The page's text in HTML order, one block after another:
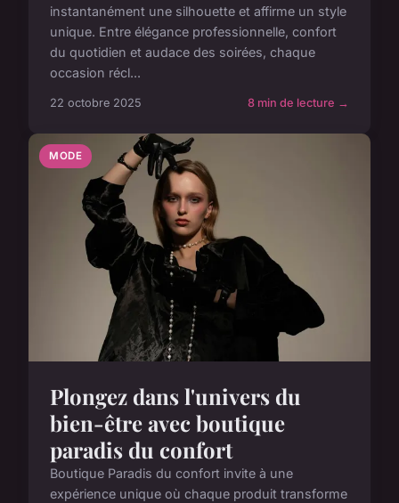
instantanément une silhouette et affirme un style
unique. Entre élégance professionnelle, confort
du quotidien et audace des soirées, chaque
occasion récl...
22 octobre 2025 8 min de lecture →
MODE
Plongez dans l'univers du
bien-être avec boutique
paradis du confort
Boutique Paradis du confort invite à une
expérience unique où chaque produit transforme